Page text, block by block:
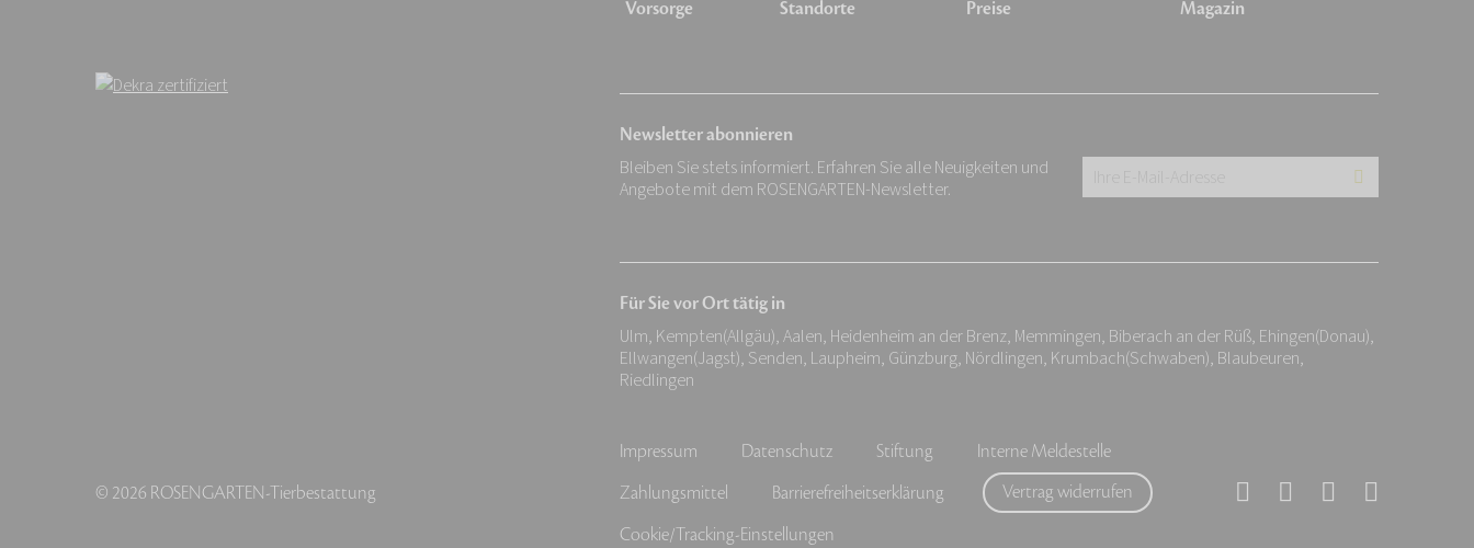
Vorsorge Standorte Preise Magazin
Newsletter abonnieren
Bleiben Sie stets informiert. Erfahren Sie alle Neuigkeiten und
Angebote mit dem ROSENGARTEN-Newsletter.
E-
Für Sie vor Ort tätig in
Ulm, Kempten(Allgäu), Aalen, Heidenheim an der Brenz, Memmingen, Biberach an der Rüß, Ehingen(Donau),
Ellwangen(Jagst), Senden, Laupheim, Günzburg, Nördlingen, Krumbach(Schwaben), Blaubeuren,
Riedlingen
Impressum Datenschutz Stiftung
Interne Meldestelle
Zahlungsmittel
Barrierefreiheitserklärung
Vertrag widerrufen
Cookie/Tracking-Einstellungen
© 2026 ROSENGARTEN-Tierbestattung